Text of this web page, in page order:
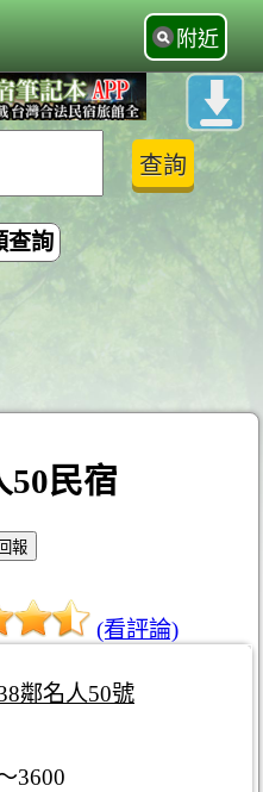
附近
查詢
50民宿
(看評論)
鄰名人50號
3600